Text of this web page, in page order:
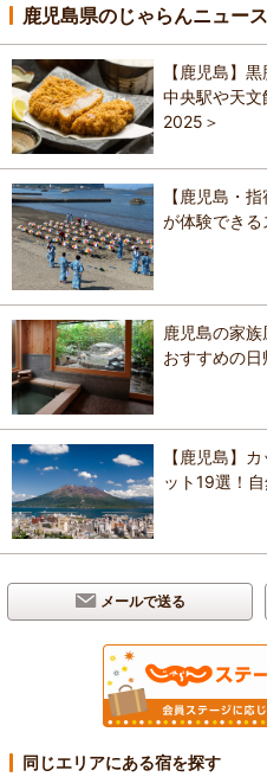
鹿児島県のじゃらんニュー
【鹿児島】
中央駅や天文
2025＞
【鹿児島・
が体験でき
鹿児島の家
おすすめの
【鹿児島】
ット19選！
メールで送る
同じエリアにある宿を探す